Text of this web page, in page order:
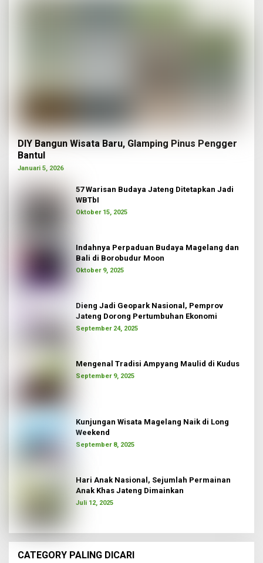
DIY Bangun Wisata Baru, Glamping Pinus Pengger
Bantul
Januari 5, 2026
57 Warisan Budaya Jateng Ditetapkan Jadi
WBTbI
Oktober 15, 2025
Indahnya Perpaduan Budaya Magelang dan
Bali di Borobudur Moon
Oktober 9, 2025
Dieng Jadi Geopark Nasional, Pemprov
Jateng Dorong Pertumbuhan Ekonomi
September 24, 2025
Mengenal Tradisi Ampyang Maulid di Kudus
September 9, 2025
Kunjungan Wisata Magelang Naik di Long
Weekend
September 8, 2025
Hari Anak Nasional, Sejumlah Permainan
Anak Khas Jateng Dimainkan
Juli 12, 2025
CATEGORY PALING DICARI